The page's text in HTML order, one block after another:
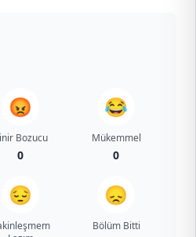
😡
Bozucu
0
😂
Mükemmel
0
😔 😞
Bölüm Bitti